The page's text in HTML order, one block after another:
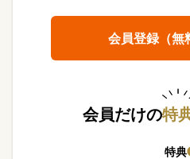
会員登録（無
会員だけの特
特典